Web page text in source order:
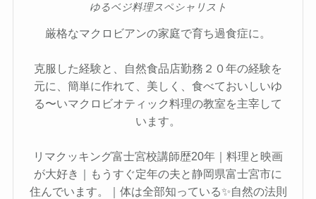
ゆるベジ料理スペシャリスト
厳格なマクロビアンの家庭で育ち過食症に。
克服した経験と、自然食品店勤務２０年の経験を
元に、簡単に作れて、美しく、食べておいしいゆ
る〜いマクロビオティック料理の教室を主宰して
います。
リマクッキング富士宮校講師歴20年｜料理と映画
が大好き｜もうすぐ定年の夫と静岡県富士宮市に
住んでいます。｜体は全部知っている✨自然の法則